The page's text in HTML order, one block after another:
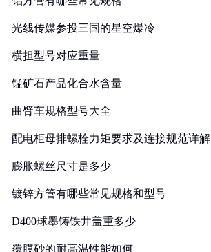
光线传媒参投三国的星空爆冷
横担型号对应重量
锰矿石产品化合水含量
曲臂车规格型号大全
配电柜母排螺栓力矩要求及连接规范详解
膨胀螺丝尺寸是多少
镀锌方管有哪些常见规格和型号
D400球墨铸铁井盖重多少
覆膜砂的耐高温性能如何